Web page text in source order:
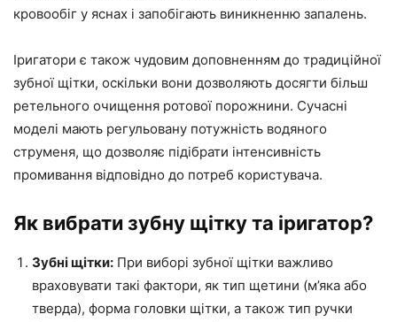
кровообіг у яснах і запобігають виникненню запалень.
Іригатори є також чудовим доповненням до традиційної
зубної щітки, оскільки вони дозволяють досягти більш
ретельного очищення ротової порожнини. Сучасні
моделі мають регульовану потужність водяного
струменя, що дозволяє підібрати інтенсивність
промивання відповідно до потреб користувача.
Як вибрати зубну щітку та іригатор?
Зубні щітки: При виборі зубної щітки важливо
враховувати такі фактори, як тип щетини (м’яка або
тверда), форма головки щітки, а також тип ручки